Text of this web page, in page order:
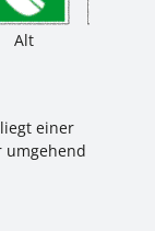
Alt
einer
umgehend